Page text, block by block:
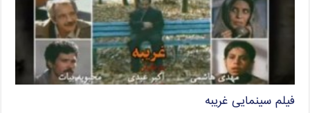
فیلم سینمایی غریبه